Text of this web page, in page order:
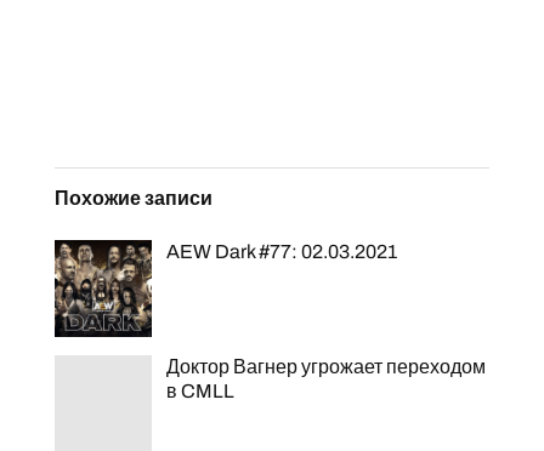
Похожие записи
AEW Dark #77: 02.03.2021
Доктор Вагнер угрожает переходом
в CMLL